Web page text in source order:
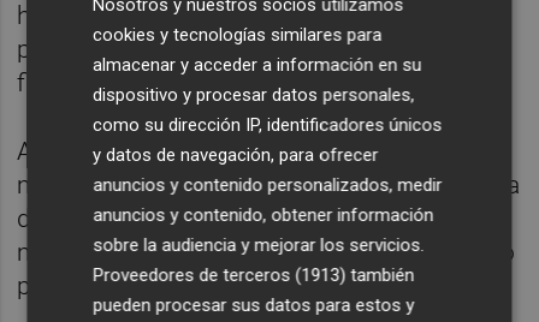
haya calificado de ilegal, hecho que ha
provocado indignación entre los sindicatos
firmados y la plantilla afectada".
Además, ha reprochado que "en ningún
momento la Conselleria ha atendido ninguna
de las demandas de reunión por parte de la
mesa negociadora durante todo este tiempo
para aclarar la situación".
cookies y tecnologías similares para
almacenar y acceder a información en su
dispositivo y procesar datos personales,
como su dirección IP, identificadores únicos
y datos de navegación, para ofrecer
anuncios y contenido personalizados, medir
anuncios y contenido, obtener información
sobre la audiencia y mejorar los servicios.
Proveedores de terceros (1913) también
pueden procesar sus datos para estos y